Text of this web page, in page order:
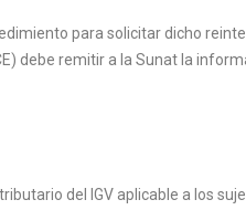
para solicitar dicho
debe remitir a la Sunat la
del IGV aplicable a los